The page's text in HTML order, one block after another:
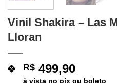
Vinil Shakira – Las
Lloran
R$ 499,90
à vista no pix ou boleto